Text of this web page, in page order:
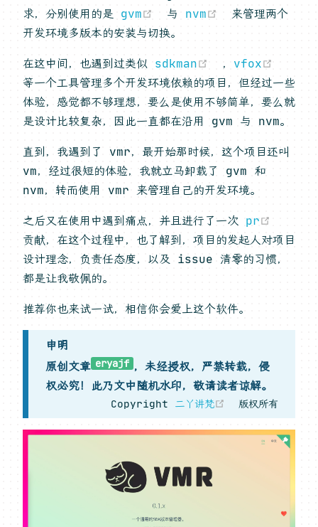
求，分别使用的是 gvm (opens new window)
与 nvm (opens new
来管理两个
开发环境多版本的安装与切换。
在这中间，也遇到过类似 sdkman (opens new
， vfox
等一个工具管理多个开发环境依赖的项目，但经过一些
体验，感觉都不够理想，要么是使用不够简单，要么就
是设计比较复杂，因此一直都在沿用 gvm 与 nvm。
直到，我遇到了 vmr，最开始那时候，这个项目还叫
vm，经过很短的体验，我就立马卸载了 gvm 和
nvm，转而使用 vmr 来管理自己的开发环境。
之后又在使用中遇到痛点，并且进行了一次 pr
贡献，在这个过程中，也了解到，项目的发起人对项目
设计理念，负责任态度，以及 issue 清零的习惯，
都是让我敬佩的。
推荐你也来试一试，相信你会爱上这个软件。
申明
原创文章 eryajf ，未经授权，严禁转载，侵
权必究！此乃文中随机水印，敬请读者谅解。
Copyright 二丫讲梵 (opens new
版权所有